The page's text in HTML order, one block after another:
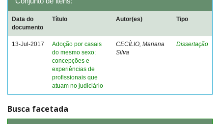
Data do
documento
Título Autor(es) Tipo
13-Jul-2017
Adoção por casais
do mesmo sexo:
concepções e
experiências de
profissionais que
atuam no judiciário
CECÍLIO, Mariana
Silva
Dissertação
Busca facetada